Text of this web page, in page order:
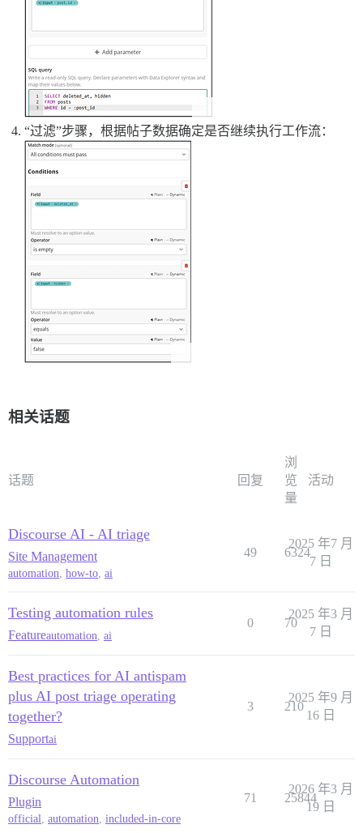
“过滤”步骤，根据帖子数据确定是否继续执行工作流：
相关话题
话题 回复
浏
览
量
活动
Discourse AI - AI triage
Site Management
automation, how-to, ai
49 6324
2025 年7 月
7 日
Testing automation rules
Featureautomation ai
0 70
2025 年3 月
7 日
Best practices for AI antispam
plus AI post triage operating
together?
Supportai
3 210
2025 年9 月
16 日
Discourse Automation
Plugin
official, automation, included-in-core
71 25844
2026 年3 月
19 日